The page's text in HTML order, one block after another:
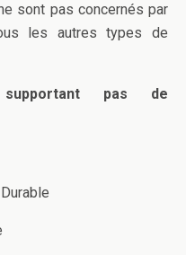
sont pas concernés par
les autres types de
pas de